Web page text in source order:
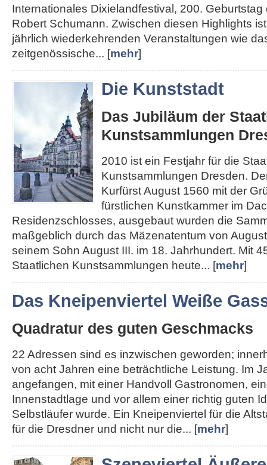
Internationales Dixielandfestival, 200.
Robert Schumann. Zwischen diesen Highlights
jährlich wiederkehrenden Veranstaltungen wie
zeitgenössische... [mehr]
Die Kunststadt
Das Jubiläum der
Kunstsammlungen
2010 ist ein Festjahr für die
Kunstsammlungen Dresden.
Kurfürst August 1560 mit der
fürstlichen Kunstkammer im
Residenzschlosses, ausgebaut wurden die
maßgeblich durch das Mäzenatentum von
seinem Sohn August III. im 18. Jahrhundert. Mit
Staatlichen Kunstsammlungen heute... [mehr]
Das Kneipenviertel Weiße
Quadratur des guten Geschmacks
22 Adressen sind es inzwischen geworden;
von acht Jahren eine beträchtliche Leistung. Im
angefangen, mit einer Handvoll Gastronomen,
Innenstadtlage und vor allem einer richtig guten
Selbstläufer wurde. Ein Kneipenviertel für die
für die Dresdner und nicht nur die... [mehr]